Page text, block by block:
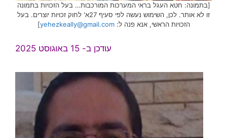
[בתמונה: חטא העגל בראי המערכות המורכבות… בעל הזכויות בתמונה
זו לא אותר. לכן, השימוש נעשה לפי סעיף 27א' לחוק זכויות יוצרים. בעל
הזכויות הראשי, אנא פנה ל:yehezkeally@gmail.com
]
עודכן ב- 15 באוגוסט 2025